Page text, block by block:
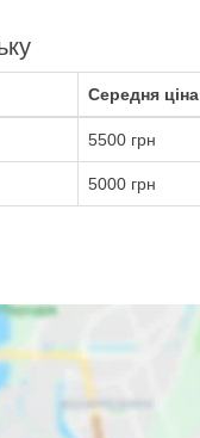
Середня ціна
5500 грн
5000 грн